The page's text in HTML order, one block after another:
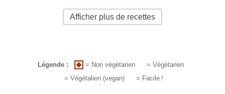
Afficher plus de recettes
Légende : = Non végétarien
= Végétarien
= Végétalien (vegan)
= Facile !